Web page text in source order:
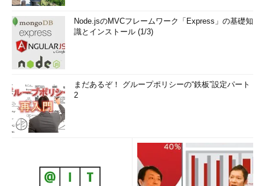
Node.jsのMVCフレームワーク「Express」の基礎知
識とインストール (1/3)
まだあるぞ！ グループポリシーの“鉄板”設定パート
2